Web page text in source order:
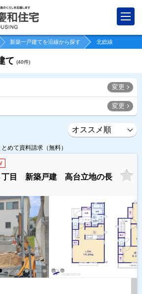
新築一戸建てを沿線から探す 北総線
て (40件)
変更
変更
めて資料請求（無料）
丁目 新築戸建 高台立地の長